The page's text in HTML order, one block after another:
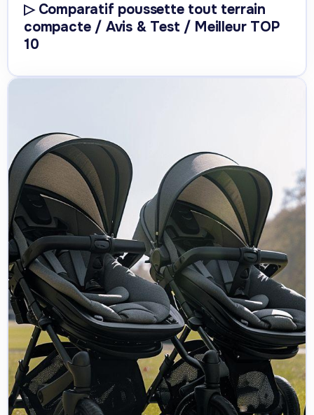
▷ Comparatif poussette tout terrain
compacte / Avis & Test / Meilleur TOP
10